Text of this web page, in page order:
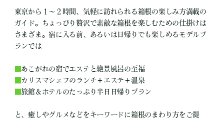
東京から１～２時間、気軽に訪れられる箱根の楽しみ方満載の
ガイド。ちょっぴり贅沢で素敵な箱根を楽しむための仕掛けは
さまざま。宿に入る前、あるいは日帰りでも楽しめるモデルプ
ランでは
あこがれの宿でエステと絶景風呂の至福
カリスマシェフのランチ＋エステ＋温泉
■旅館＆ホテルのたっぷり半日日帰りプラン
と、癒しやグルメなどをキーワードに箱根のまわり方をご提